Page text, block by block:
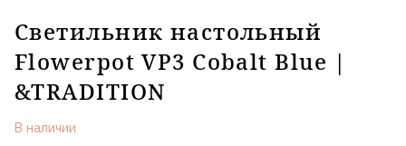
Светильник настольный
Flowerpot VP3 Cobalt Blue |
&TRADITION
В наличии